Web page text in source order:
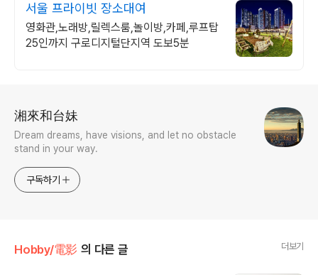
서울 프라이빗 장소대여
영화관,노래방,릴렉스룸,놀이방,카페,루프탑
25인까지 구로디지털단지역 도보5분
湘來和台妹
Dream dreams, have visions, and let no obstacle
stand in your way.
구독하기
Hobby/電影 의 다른 글 더보기